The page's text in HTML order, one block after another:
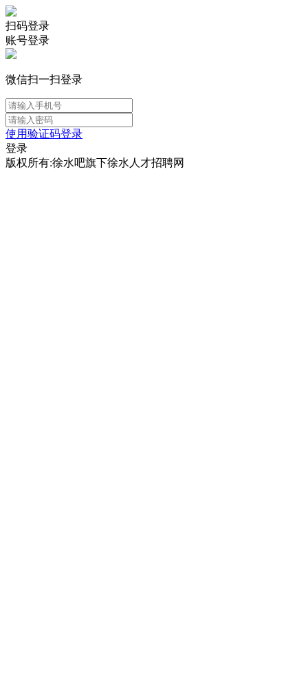
扫码登录
账号登录
微信扫一扫登录
使用验证码登录
登录
版权所有:徐水吧旗下徐水人才招聘网